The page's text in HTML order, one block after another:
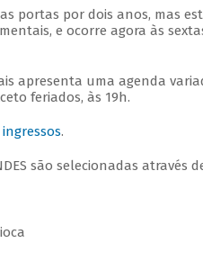
portas por dois anos, mas
e ocorre agora às
apresenta uma agenda
feriados, às 19h.
.
são selecionadas através